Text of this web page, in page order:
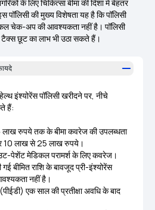
के लिए चिकित्सा बीमा की दिशा में बेहतर
पॉलिसी की मुख्य विशेषता यह है कि पॉलिसी
चेक-अप की आवश्यकता नहीं है। पॉलिसी
छूट का लाभ भी उठा सकते हैं।
इंश्योरेंस पॉलिसी खरीदने पर, नीचे
हैं:
लाख रुपये तक के बीमा कवरेज की उपलब्‍धता
10 लाख से 25 लाख रुपये।
पेशेंट मेडिकल परामर्श के लिए कवरेज।
बीमित राशि के बावजूद प्री-इंश्योरेंस
नहीं है।
एक साल की प्रतीक्षा अवधि के बाद